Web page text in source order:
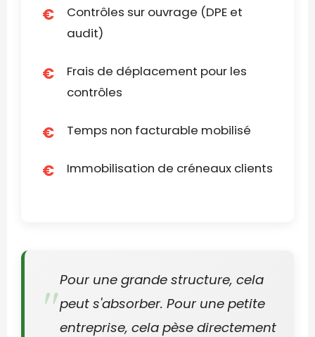
Contrôles sur ouvrage (DPE et
audit)
Frais de déplacement pour les
contrôles
Temps non facturable mobilisé
Immobilisation de créneaux clients
Pour une grande structure, cela
peut s'absorber. Pour une petite
entreprise, cela pèse directement